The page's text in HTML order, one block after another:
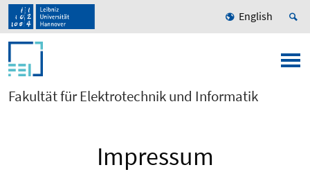
English
Fakultät für Elektrotechnik und Informatik
Impressum